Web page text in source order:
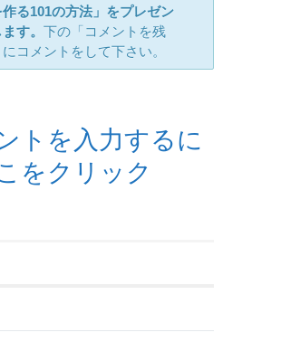
作る101の方法」をプレゼン
す。 下の「コメントを残
コメントをして下さい。
トを入力するに
をクリック